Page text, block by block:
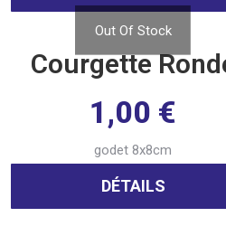
Out Of Stock
Courgette
1,00 €
godet 8x8cm
DÉTAILS